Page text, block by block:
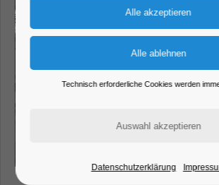
Technisch erforderliche Cookies werden
Datenschutzerklärung